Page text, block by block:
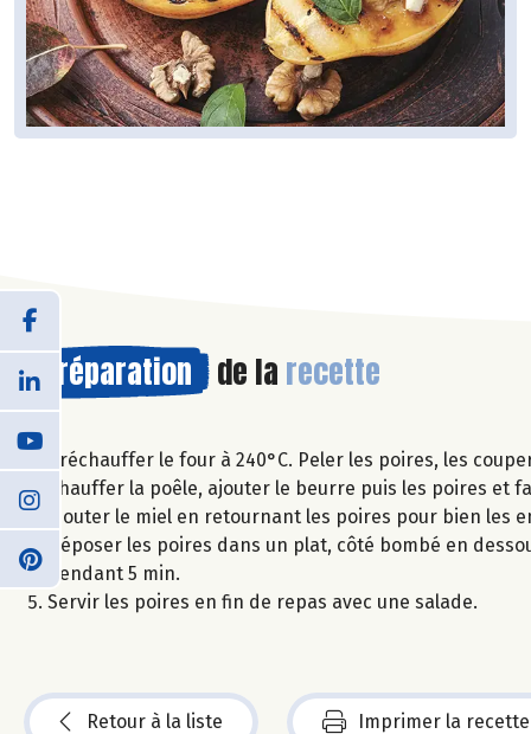
Préparation de la recette
Préchauffer le four à 240°C. Peler les poires, les
Chauffer la poêle, ajouter le beurre puis les poires
Ajouter le miel en retournant les poires pour bien les
Déposer les poires dans un plat, côté bombé en
pendant 5 min.
Servir les poires en fin de repas avec une salade.
Retour à la liste Imprimer la recette